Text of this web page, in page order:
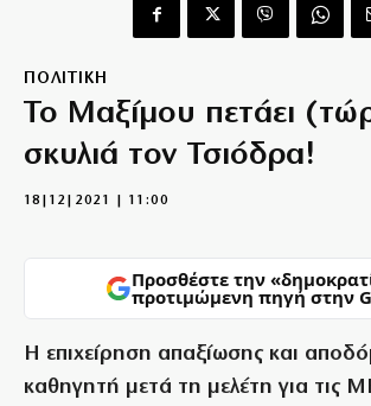
ΠΟΛΙΤΙΚΗ
Το Μαξίμου πετάει
σκυλιά τον Τσιόδρα!
18|12|2021 | 11:00
Προσθέστε την
προτιμώμενη πηγή στην
Η επιχείρηση απαξίωσης και
καθηγητή μετά τη μελέτη για τις